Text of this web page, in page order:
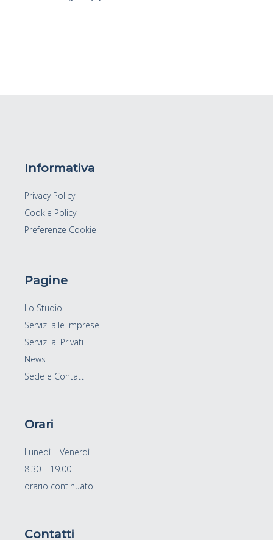
Informativa
Privacy Policy
Cookie Policy
Preferenze Cookie
Pagine
Lo Studio
Servizi alle Imprese
Servizi ai Privati
News
Sede e Contatti
Orari
Lunedì – Venerdì
8.30 – 19.00
orario continuato
Contatti